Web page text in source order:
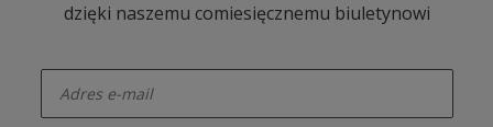
dzięki naszemu comiesięcznemu biuletynowi